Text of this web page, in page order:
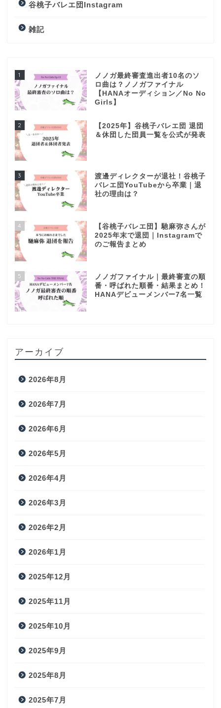
谷桃子バレエ団Instagram
雑記
1
ノノガ最終審査進出者10名のソ
ロ曲は？ノノガファイナル
【HANAオーディション／No No
Girls】
2
【2025年】谷桃子バレエ団 退団
＆休団した団員一覧を公式が発表
3
渡邊ディレクターが退社！谷桃子
バレエ団YouTubeから卒業｜退
社の理由は？
4
【谷桃子バレエ団】馳麻弥さんが
2025年末で退団｜Instagramで
のご報告まとめ
5
ノノガファイナル｜最終審査の順
番・呼ばれた順番・結果まとめ！
HANAデビューメンバー7名一覧
アーカイブ
2026年8月
2026年7月
2026年6月
2026年5月
2026年4月
2026年3月
2026年2月
2026年1月
2025年12月
2025年11月
2025年10月
2025年9月
2025年8月
2025年7月